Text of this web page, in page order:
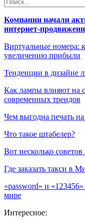
Компании начали
интернет-
Виртуальные номера:
увеличению прибыли
Тенденции в дизайне
Как лампы влияют на
современных трендов
Чем выгодна печать на
Что такое штабелер?
Вот несколько
Где заказать такси в
«password» и
мире
Интересное: